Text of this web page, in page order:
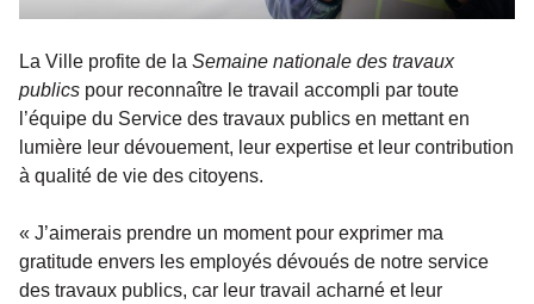
La Ville profite de la Semaine nationale des travaux
publics pour reconnaître le travail accompli par toute
l’équipe du Service des travaux publics en mettant en
lumière leur dévouement, leur expertise et leur contribution
à qualité de vie des citoyens.
« J’aimerais prendre un moment pour exprimer ma
gratitude envers les employés dévoués de notre service
des travaux publics, car leur travail acharné et leur